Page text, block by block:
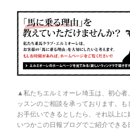
▲私たちエルミオーレ埼玉は、初心者
ッスンのご相談を承っております。
お手伝いできるとしたら、それ以上に
いつかこの日報ブログでご紹介でき